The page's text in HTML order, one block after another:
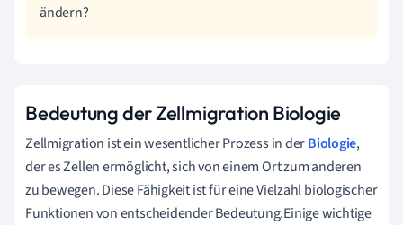
ändern?
Bedeutung der Zellmigration Biologie
Zellmigration ist ein wesentlicher Prozess in derBiologie,
der es Zellen ermöglicht, sich von einem Ort zum anderen
zu bewegen. Diese Fähigkeit ist für eine Vielzahl biologischer
Funktionen von entscheidender Bedeutung.Einige wichtige